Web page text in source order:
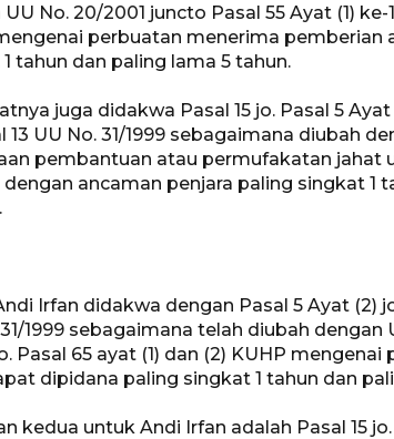
No. 20/2001 juncto Pasal 55 Ayat (1) ke-
perbuatan menerima pemberian
tahun dan paling lama 5 tahun.
juga didakwa Pasal 15 jo. Pasal 5
13 UU No. 31/1999 sebagaimana diubah
pembantuan atau permufakatan jahat
ancaman penjara paling singkat 1
Irfan didakwa dengan Pasal 5 Ayat (2)
1999 sebagaimana telah diubah dengan
Pasal 65 ayat (1) dan (2) KUHP
dipidana paling singkat 1 tahun dan
kedua untuk Andi Irfan adalah Pasal 15